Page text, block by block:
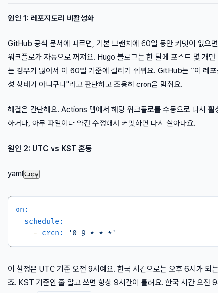
원인 1: 레포지토리 비활성화
GitHub 공식 문서에 따르면, 기본 브랜치에 60일 동안 커밋이 없으
워크플로가 자동으로 꺼져요. Hugo 블로그는 한 달에 포스트 몇 개만
는 경우가 많아서 이 60일 기준에 걸리기 쉬워요. GitHub는 “이 레포
성 상태가 아니구나"라고 판단하고 조용히 cron을 멈춰요.
해결은 간단해요. Actions 탭에서 해당 워크플로를 수동으로 다시 활
하거나, 아무 파일이나 약간 수정해서 커밋하면 다시 살아나요.
원인 2: UTC vs KST 혼동
yaml Copy
on:
schedule:
- cron: '0 9 * * *'
이 설정은 UTC 기준 오전 9시예요. 한국 시간으로는 오후 6시가 되
죠. KST 기준인 줄 알고 쓰면 항상 9시간이 틀려요. 한국 시간 오전